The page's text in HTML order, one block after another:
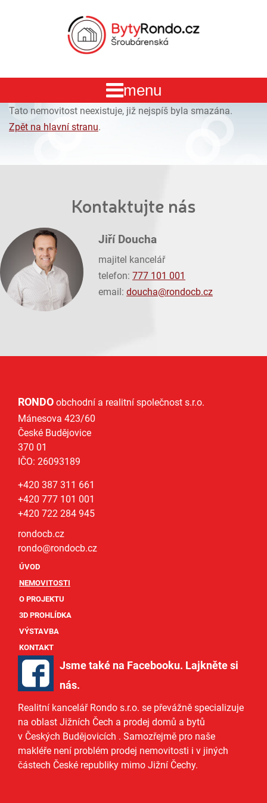
Tato nemovitost neexistuje, již nejspíš byla smazána.
Zpět na hlavní stranu.
Kontaktujte nás
Jiří Doucha
majitel kancelář
telefon: 777 101 001
email: doucha@rondocb.cz
RONDO obchodní a realitní společnost s.r.o.
Mánesova 423/60
České Budějovice
370 01
IČO: 26093189
+420 387 311 661
+420 777 101 001
+420 722 284 945
rondocb.cz
rondo@rondocb.cz
ÚVOD
NEMOVITOSTI
O PROJEKTU
3D PROHLÍDKA
VÝSTAVBA
KONTAKT
Jsme také na Facebooku. Lajkněte si
nás.
Realitní kancelář Rondo s.r.o. se převážně specializuje
na oblast Jižních Čech a prodej domů a bytů
v Českých Budějovicích . Samozřejmě pro naše
makléře není problém prodej nemovitosti i v jiných
částech České republiky mimo Jižní Čechy.